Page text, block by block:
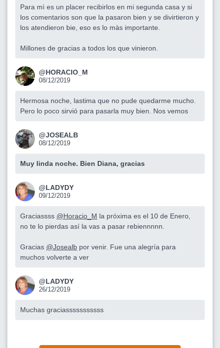
Para mì es un placer recibirlos en mi segunda casa y si
los comentarios son que la pasaron bien y se divirtieron y
los atendieron bie, eso es lo màs importante.
Millones de gracias a todos los que vinieron.
@HORACIO_M
08/12/2019
Hermosa noche, lastima que no pude quedarme mucho.
Pero lo poco sirvió para pasarla muy bien. Nos vemos
@JOSEALB
08/12/2019
Muy linda noche. Bien Diana, gracias
@LADYDY
09/12/2019
Graciassss @Horacio_M la próxima es el 10 de Enero,
no te lo pierdas así la vas a pasar rebiennnnn.
Gracias @Josealb por venir. Fue una alegría para
muchos volverte a ver
@LADYDY
26/12/2019
Muchas graciasssssssssss